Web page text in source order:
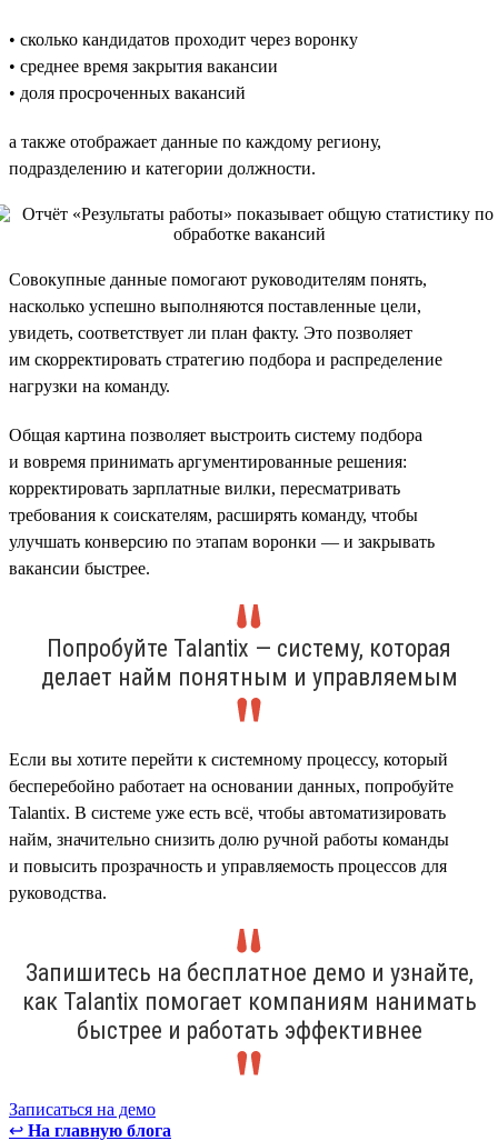
• сколько кандидатов проходит через воронку
• среднее время закрытия вакансии
• доля просроченных вакансий
а также отображает данные по каждому региону,
подразделению и категории должности.
Совокупные данные помогают руководителям понять,
насколько успешно выполняются поставленные цели,
увидеть, соответствует ли план факту. Это позволяет
им скорректировать стратегию подбора и распределение
нагрузки на команду.
Общая картина позволяет выстроить систему подбора
и вовремя принимать аргументированные решения:
корректировать зарплатные вилки, пересматривать
требования к соискателям, расширять команду, чтобы
улучшать конверсию по этапам воронки — и закрывать
вакансии быстрее.
Попробуйте Talantix — систему, которая
делает найм понятным и управляемым
Если вы хотите перейти к системному процессу, который
бесперебойно работает на основании данных, попробуйте
Talantix. В системе уже есть всё, чтобы автоматизировать
найм, значительно снизить долю ручной работы команды
и повысить прозрачность и управляемость процессов для
руководства.
Запишитесь на бесплатное демо и узнайте,
как Talantix помогает компаниям нанимать
быстрее и работать эффективнее
Записаться на демо
↩ На главную блога